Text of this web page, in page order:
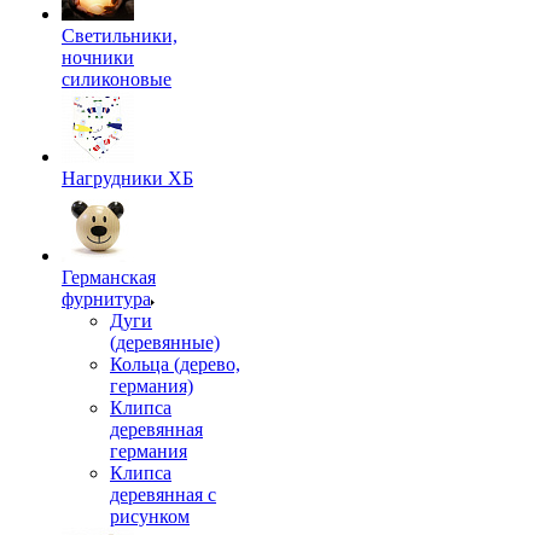
Светильники,
ночники
силиконовые
Нагрудники ХБ
Германская
фурнитура
Дуги
(деревянные)
Кольца (дерево,
германия)
Клипса
деревянная
германия
Клипса
деревянная с
рисунком